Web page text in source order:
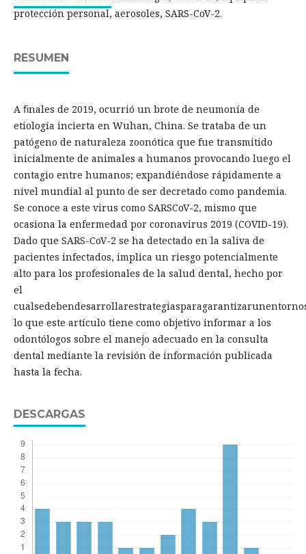
protección personal, aerosoles, SARS-CoV-2.
RESUMEN
A ﬁnales de 2019, ocurrió un brote de neumonía de
etiología incierta en Wuhan, China. Se trataba de un
patógeno de naturaleza zoonótica que fue transmitido
inicialmente de animales a humanos provocando luego el
contagio entre humanos; expandiéndose rápidamente a
nivel mundial al punto de ser decretado como pandemia.
Se conoce a este virus como SARSCoV-2, mismo que
ocasiona la enfermedad por coronavirus 2019 (COVID-19).
Dado que SARS-CoV-2 se ha detectado en la saliva de
pacientes infectados, implica un riesgo potencialmente
alto para los profesionales de la salud dental, hecho por
el
lo que este artículo tiene como objetivo informar a los
odontólogos sobre el manejo adecuado en la consulta
dental mediante la revisión de información publicada
hasta la fecha.
DESCARGAS